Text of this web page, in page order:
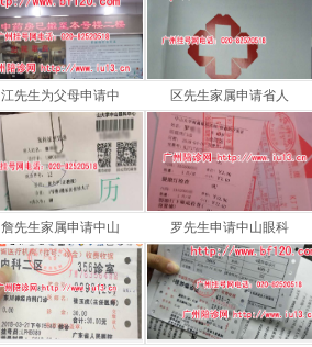
江先生为父母申请中 区先生家属申请省人
詹先生家属申请中山 罗先生申请中山眼科